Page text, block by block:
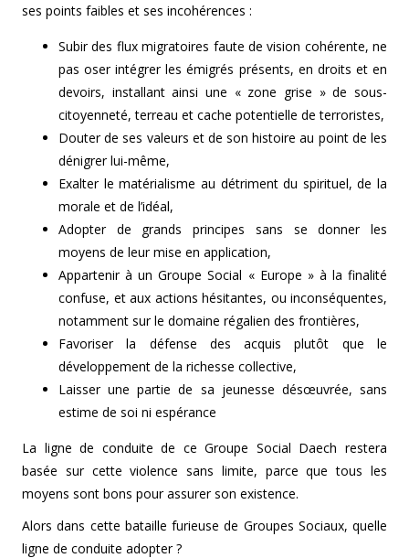
ses points faibles et ses incohérences :
Subir des flux migratoires faute de vision cohérente, ne
pas oser intégrer les émigrés présents, en droits et en
devoirs, installant ainsi une « zone grise » de sous-
citoyenneté, terreau et cache potentielle de terroristes,
Douter de ses valeurs et de son histoire au point de les
dénigrer lui-même,
Exalter le matérialisme au détriment du spirituel, de la
morale et de l’idéal,
Adopter de grands principes sans se donner les
moyens de leur mise en application,
Appartenir à un Groupe Social « Europe » à la finalité
confuse, et aux actions hésitantes, ou inconséquentes,
notamment sur le domaine régalien des frontières,
Favoriser la défense des acquis plutôt que le
développement de la richesse collective,
Laisser une partie de sa jeunesse désœuvrée, sans
estime de soi ni espérance
La ligne de conduite de ce Groupe Social Daech restera
basée sur cette violence sans limite, parce que tous les
moyens sont bons pour assurer son existence.
Alors dans cette bataille furieuse de Groupes Sociaux, quelle
ligne de conduite adopter ?